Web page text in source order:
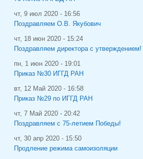
чт, 9 июл 2020 - 16:56
Поздравляем О.В. Якубович
чт, 18 июн 2020 - 15:24
Поздравляем директора с утверждением!
пн, 1 июн 2020 - 19:01
Приказ №30 ИГГД РАН
вт, 12 Май 2020 - 16:58
Приказ №29 по ИГГД РАН
чт, 7 Май 2020 - 20:42
Поздравляем с 75-летием Победы!
чт, 30 апр 2020 - 15:50
Продление режима самоизоляции